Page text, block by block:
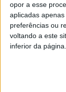
opor a esse
aplicadas
preferências ou
voltando a este
inferior da página.
conhecidas de
Bernardo
Azevedo (CDU).